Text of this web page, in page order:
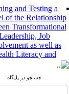
and Testing a
of the Relationship
Transformational
Job
as well as
Literacy and
of Work Life:
Organizational
between
جستجو در پایگاه